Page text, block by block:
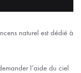
naturel est dédié à
l’aide du ciel